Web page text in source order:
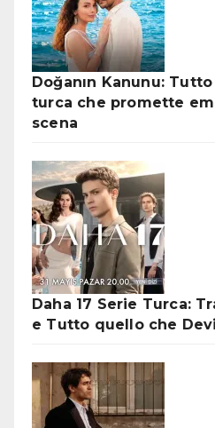
Doğanın Kanunu:
turca che promette
scena
Daha 17 Serie Turca:
e Tutto quello che